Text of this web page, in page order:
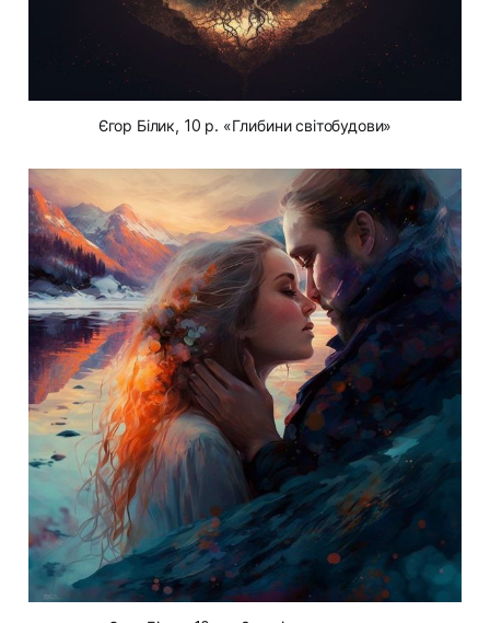
Єгор Білик, 10 р. «Глибини світобудови»